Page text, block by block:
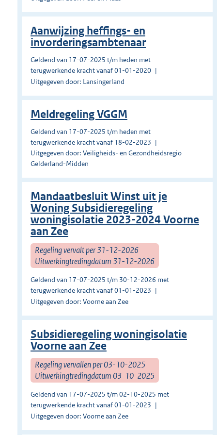
Aanwijzing heffings- en
invorderingsambtenaar
Geldend van 17-07-2025 t/m heden met
terugwerkende kracht vanaf 01-01-2020
Uitgegeven door: Lansingerland
Meldregeling VGGM
Geldend van 17-07-2025 t/m heden met
terugwerkende kracht vanaf 18-02-2023
Uitgegeven door: Veiligheids- en Gezondheidsregio
Gelderland-Midden
Mandaatbesluit Winst uit je
Woning Subsidieregeling
woningisolatie 2023-2024 Voorne
aan Zee
Regeling vervalt per 31-12-2026
Uitwerkingtredingdatum 31-12-2026
Geldend van 17-07-2025 t/m 30-12-2026 met
terugwerkende kracht vanaf 01-01-2023
Uitgegeven door: Voorne aan Zee
Subsidieregeling woningisolatie
Voorne aan Zee
Regeling vervallen per 03-10-2025
Uitwerkingtredingdatum 03-10-2025
Geldend van 17-07-2025 t/m 02-10-2025 met
terugwerkende kracht vanaf 01-01-2023
Uitgegeven door: Voorne aan Zee